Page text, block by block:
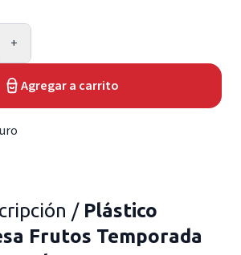
+
Agregar a carrito
/ Plástico
Frutos Temporada